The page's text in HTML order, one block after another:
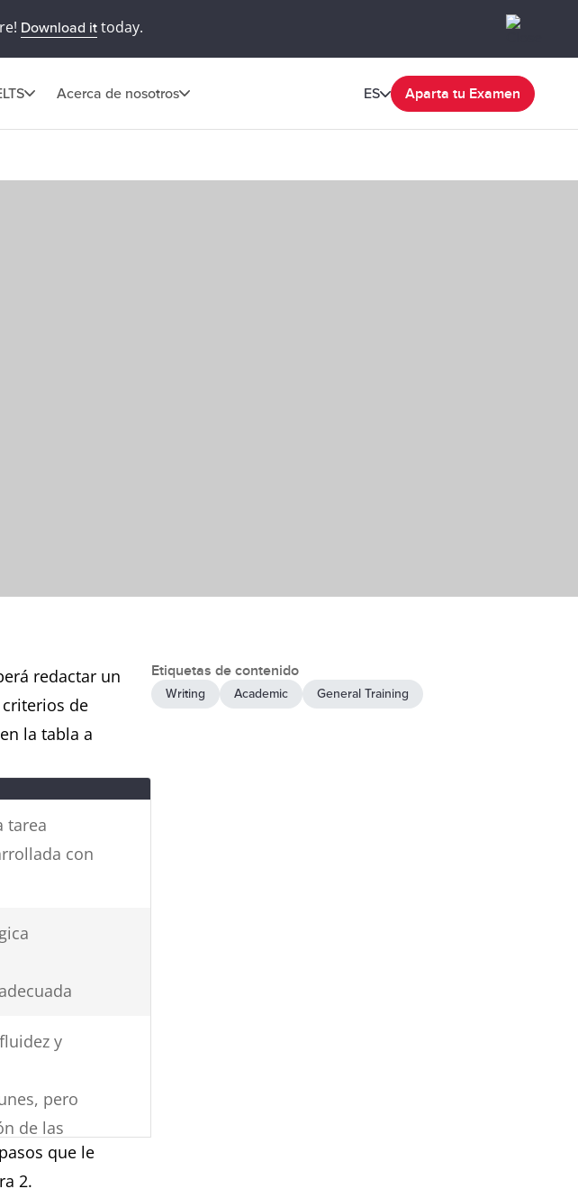
Download ittoday.
Acerca de nosotros ES Aparta tu Examen
redactar un
de
la tabla a
tarea
con
y
pero
de las
que le
2.
Etiquetas de contenido
Writing Academic General Training